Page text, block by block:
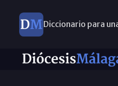
Diccionario para
Nuevos